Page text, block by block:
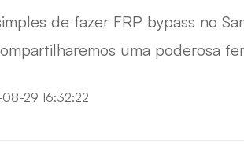
de fazer FRP bypass no
uma poderosa
29 16:32:22